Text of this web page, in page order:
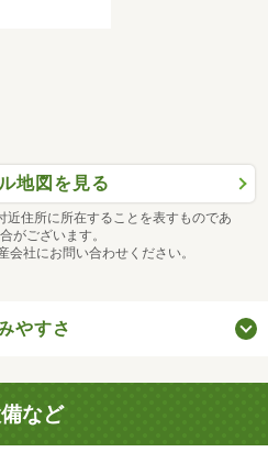
地図を見る
住所に所在することを表すものであ
がございます。
社にお問い合わせください。
やすさ
など